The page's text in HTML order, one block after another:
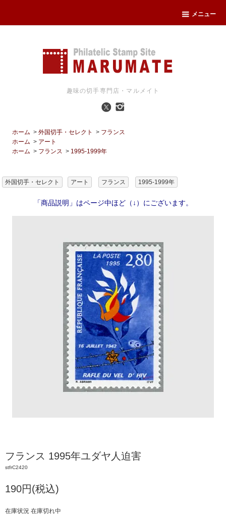
メニュー
趣味の切手専門店・マルメイト
ホーム >外国切手・セレクト > フランス
ホーム > アート
ホーム > フランス > 1995-1999年
外国切手・セレクト アート フランス 1995-1999年
「商品説明」はページ中ほど（↓）にございます。
フランス 1995年ユダヤ人迫害
stfrC2420
190円(税込)
在庫状況 在庫切れ中